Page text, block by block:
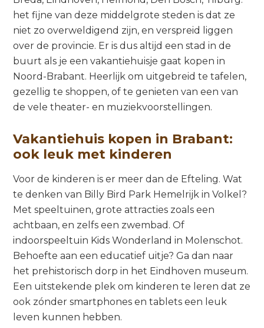
het fijne van deze middelgrote steden is dat ze
niet zo overweldigend zijn, en verspreid liggen
over de provincie. Er is dus altijd een stad in de
buurt als je een vakantiehuisje gaat kopen in
Noord-Brabant. Heerlijk om uitgebreid te tafelen,
gezellig te shoppen, of te genieten van een van
de vele theater- en muziekvoorstellingen.
Vakantiehuis kopen in Brabant:
ook leuk met kinderen
Voor de kinderen is er meer dan de Efteling. Wat
te denken van Billy Bird Park Hemelrijk in Volkel?
Met speeltuinen, grote attracties zoals een
achtbaan, en zelfs een zwembad. Of
indoorspeeltuin Kids Wonderland in Molenschot.
Behoefte aan een educatief uitje? Ga dan naar
het prehistorisch dorp in het Eindhoven museum.
Een uitstekende plek om kinderen te leren dat ze
ook zónder smartphones en tablets een leuk
leven kunnen hebben.